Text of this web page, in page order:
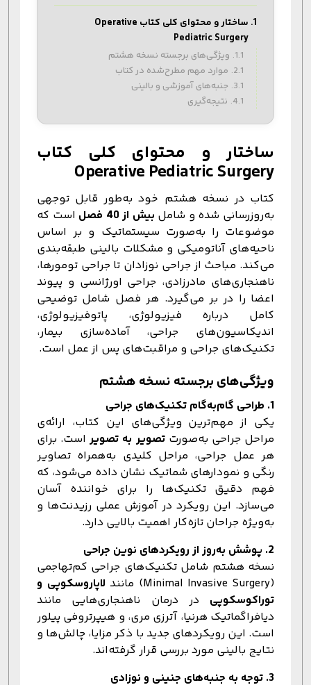
ساختار و محتوای کلی کتاب Operative
Pediatric Surgery
ویژگی‌های برجسته نسخه هشتم
موارد مهم مطرح‌شده در کتاب
جنبه‌های آموزشی و بالینی
نتیجه‌گیری
ساختار و محتوای کلی کتاب
Operative Pediatric Surgery
کتاب در نسخه هشتم خود به‌طور قابل توجهی
به‌روزرسانی شده و شامل بیش از 40 فصل
است که
موضوعات را به‌صورت سیستماتیک و بر اساس
ناحیه‌های آناتومیکی و مشکلات بالینی طبقه‌بندی
می‌کند. مباحث از جراحی نوزادان تا جراحی تومورها،
ناهنجاری‌های مادرزادی، جراحی اورژانسی و پیوند
اعضا را در بر می‌گیرد. هر فصل شامل توضیحی
کامل درباره فیزیولوژی، پاتوفیزیولوژی،
اندیکاسیون‌های جراحی، آماده‌سازی بیمار،
تکنیک‌های جراحی و مراقبت‌های پس از عمل است.
ویژگی‌های برجسته نسخه هشتم
1. طراحی گام‌به‌گام تکنیک‌های جراحی
یکی از مهم‌ترین ویژگی‌های این کتاب، ارائه‌ی
مراحل جراحی به‌صورتتصویر به تصویراست. برای
هر عمل جراحی، مراحل کلیدی به‌همراه تصاویر
رنگی و نمودارهای شماتیک نشان داده می‌شود، که
فهم دقیق تکنیک‌ها را برای خواننده آسان
می‌سازد. این رویکرد در آموزش عملی رزیدنت‌ها و
به‌ویژه جراحان تازه‌کار اهمیت بالایی دارد.
2. پوشش به‌روز از رویکردهای نوین جراحی
نسخه هشتم شامل تکنیک‌های جراحی کم‌تهاجمی
(Minimal Invasive Surgery) مانند
لاپاروسکوپی و
توراکوسکوپی در درمان ناهنجاری‌هایی مانند
دیافراگماتیک هرنیا، آترزی مری، و هیپرتروفی پیلور
است. این رویکردهای جدید با ذکر مزایا، چالش‌ها و
نتایج بالینی مورد بررسی قرار گرفته‌اند.
3. توجه به جنبه‌های جنینی و نوزادی